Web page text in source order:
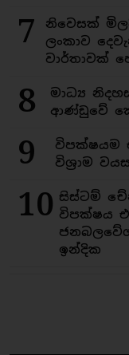
7
නිවෙසක්
ලංකාව
වාර්තාවක්
8
මාධ්‍ය
ආණ්ඩුවේ
9
විපක්ෂයම
විශ්‍රාම වයස
10 සිස්ටම්
විපක්ෂය
ඉන්දික